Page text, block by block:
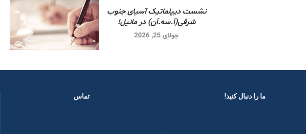
نشست دیپلماتیک آسیای جنوب
شرقی‌(آ.سه.آن) در مانیل!
جولای 25, 2026
ما را دنبال کنید! ​ تماس